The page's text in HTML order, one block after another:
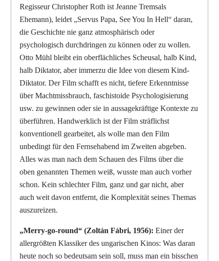
Regisseur Christopher Roth ist Jeanne Tremsals
Ehemann), leidet „Servus Papa, See You In Hell“ daran,
die Geschichte nie ganz atmosphärisch oder
psychologisch durchdringen zu können oder zu wollen.
Otto Mühl bleibt ein oberflächliches Scheusal, halb Kind,
halb Diktator, aber immerzu die Idee von diesem Kind-
Diktator. Der Film schafft es nicht, tiefere Erkenntnisse
über Machtmissbrauch, faschistoide Psychologisierung
usw. zu gewinnen oder sie in aussagekräftige Kontexte zu
überführen. Handwerklich ist der Film sträflichst
konventionell gearbeitet, als wolle man den Film
unbedingt für den Fernsehabend im Zweiten abgeben.
Alles was man nach dem Schauen des Films über die
oben genannten Themen weiß, wusste man auch vorher
schon. Kein schlechter Film, ganz und gar nicht, aber
auch weit davon entfernt, die Komplexität seines Themas
auszureizen.
„Merry-go-round“ (Zoltán Fábri, 1956): Einer der
allergrößten Klassiker des ungarischen Kinos: Was daran
heute noch so bedeutsam sein soll, muss man ein bisschen